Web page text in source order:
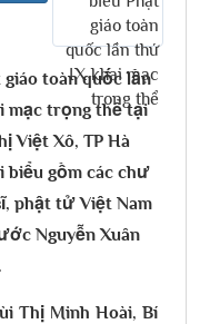
giáo toàn quốc lần
mạc trọng thể tại
Việt Xô, TP Hà
biểu gồm các chư
phật tử Việt Nam
Nguyễn Xuân
Thị Minh Hoài, Bí